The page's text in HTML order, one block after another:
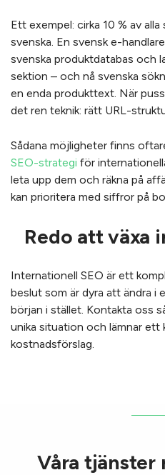
Ett exempel: cirka 10 % av
svenska. En svensk e-
svenska produktdatabas och
sektion – och nå svenska
en enda produkttext. När
det ren teknik: rätt URL-
Sådana möjligheter finns
SEO-strategi för
leta upp dem och räkna på
kan prioritera med siffror på
Redo att växa
Internationell SEO är ett
beslut som är dyra att ändra i
början i stället. Kontakta oss
unika situation och lämnar
kostnadsförslag.
Våra tjänster